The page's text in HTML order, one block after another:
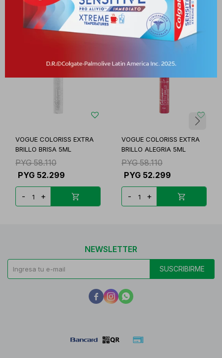
Productos que te pueden interesar
VOGUE COLORISS EXTRA
BRILLO BRISA 5ML
PYG 58.110
PYG 52.299
- +
VOGUE COLORISS EXTRA
BRILLO ALEGRIA 5ML
PYG 58.110
PYG 52.299
- +
NEWSLETTER
SUSCRIBIRME
  